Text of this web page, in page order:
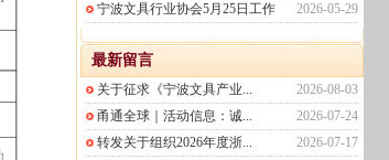
最新留言
2026-08-03
关于征求《宁波文具产业...
2026-07-24
甬通全球｜活动信息：诚...
2026-07-17
转发关于组织2026年度浙...
2026-05-29
宁波文具行业协会5月25日工作